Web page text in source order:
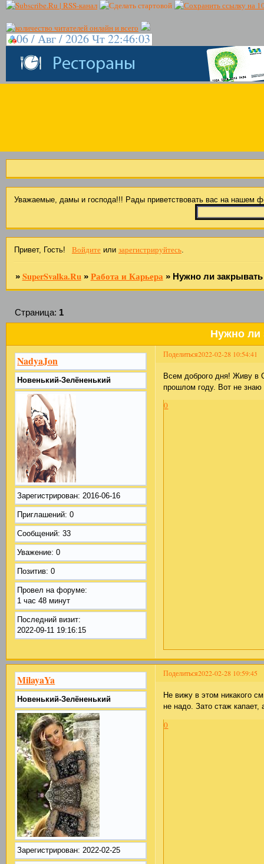
06 / Авг / 2026 Чт 22:46:03
Уважаемые, дамы и господа!!! Рады приветствовать вас на
Привет, Гость! Войдитеили зарегистрируйтесь.
» SuperSvalka.Ru » Работа и Карьера » Нужно ли
Нужно ли
Страница: 1
Поделиться2022-02-28 10:54:41
NadyaJon
Новенький-Зелёненький
Зарегистрирован: 2016-06-16
Приглашений: 0
Сообщений: 33
Уважение: 0
Позитив: 0
Провел на форуме:
1 час 48 минут
Последний визит:
2022-09-11 19:16:15
Всем доброго дня! Живу в
прошлом году. Вот не знаю
0
Поделиться2022-02-28 10:59:45
MilayaYa
Новенький-Зелёненький
Зарегистрирован: 2022-02-25
Не вижу в этом никакого
не надо. Зато стаж
0